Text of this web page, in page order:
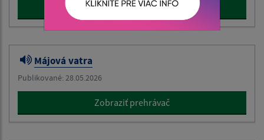
Zobraziť prehrávač
Májová vatra
Publikované: 28.05.2026
Zobraziť prehrávač